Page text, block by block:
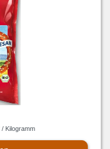
/ Kilogramm